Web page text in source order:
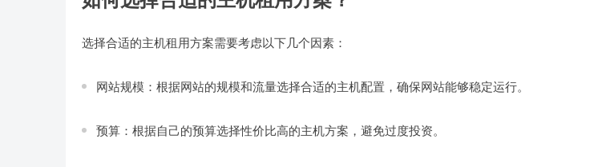
选择合适的主机租用方案需要考虑以下几个因素：
网站规模：根据网站的规模和流量选择合适的主机配置，确保网站能够稳定运行。
预算：根据自己的预算选择性价比高的主机方案，避免过度投资。